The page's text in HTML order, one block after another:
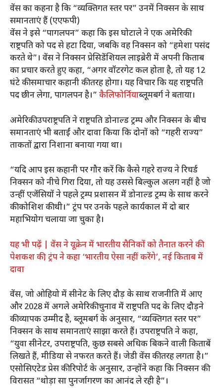
वेंस का कहना है कि “व्यक्तिगत स्तर पर” उनमें निक्सन के साथ
समानताएं हैं (एएफपी)
वेंस ने इसे “पागलपन” कहा कि इस घोटाले ने एक अमेरिकी
राष्ट्रपति को पद से हटा दिया, जबकि वह निक्सन को “हमेशा पसंद
करते थे”। वेंस ने निक्सन प्रेसिडेंशियल लाइब्रेरी में अपनी किताब
का प्रचार करते हुए कहा, “अगर वॉटरगेट कल होता है, तो यह 12
घंटे की समाचार कहानी की तरह होगा। यह विचार कि यह राष्ट्रपति
पद छीन लेगा, पागलपन है।” कैलिफोर्नियाब्लूमबर्ग ने बताया।
अमेरिकी उपराष्ट्रपति ने राष्ट्रपति डोनाल्ड ट्रम्प और निक्सन के बीच
समानताएं भी बताईं और दावा किया कि दोनों को “गहरी राज्य”
ताकतों द्वारा निशाना बनाया गया था।
“यदि आप इस कहानी पर गौर करें कि कैसे गहरे राज्य ने रिचर्ड
निक्सन को नीचे गिरा दिया, तो यह उससे बिल्कुल अलग नहीं है जो
उन्हीं एजेंसियों ने पहले ट्रम्प प्रशासन में डोनाल्ड ट्रम्प के साथ करने
की कोशिश की थी।” ट्रंप पर उनके पहले कार्यकाल में दो बार
महाभियोग चलाया जा चुका है।
यह भी पढ़ें | वेंस ने यूक्रेन में भारतीय सैनिकों को तैनात करने की
पेशकश की, ट्रंप ने कहा ‘भारतीय ऐसा नहीं करेंगे’, नई किताब में
दावा
वेंस, जो ओहियो में सीनेट के लिए दौड़ के साथ राजनीति में आए
और 2028 में अगले अमेरिकी चुनाव में राष्ट्रपति पद के लिए दौड़ने
की व्यापक उम्मीद है, ब्लूमबर्ग के अनुसार, “व्यक्तिगत स्तर पर”
निक्सन के साथ समानताएं साझा करते हैं। उपराष्ट्रपति ने कहा,
“युवा सीनेटर, उपराष्ट्रपति, कुछ सबसे अधिक बिकने वाली किताबें
लिखते हैं, मीडिया से नफरत करते हैं। जेडी वेंस की तरह लगता है।”
एसोसिएटेड प्रेस की रिपोर्ट के अनुसार, उन्होंने कहा कि निक्सन की
विरासत “थोड़ा सा पुनर्जागरण का आनंद ले रही है”।